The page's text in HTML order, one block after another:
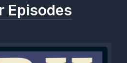
Episodes